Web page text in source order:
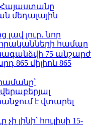
մեդալային
լուր․ նոր
համար
75 անշարժ
865 միլիոն 865
է վտարել
լինի՝ հուլիսի 15-